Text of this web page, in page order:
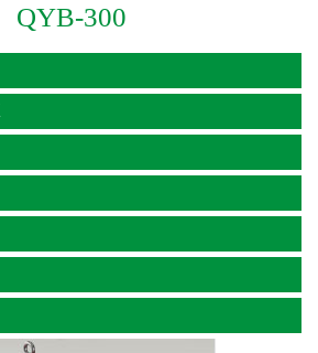
QYB-300